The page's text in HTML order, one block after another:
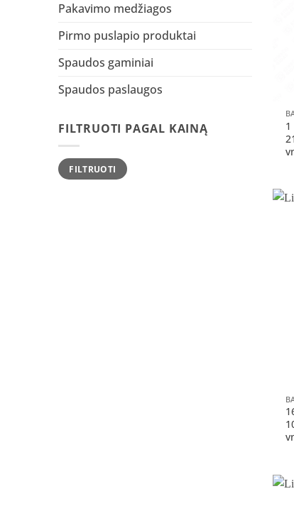
Pakavimo medžiagos
Pirmo puslapio produktai
Spaudos gaminiai
Spaudos paslaugos
FILTRUOTI PAGAL KAINĄ
Min
kaina
Maks
kainaFILTRUOTI